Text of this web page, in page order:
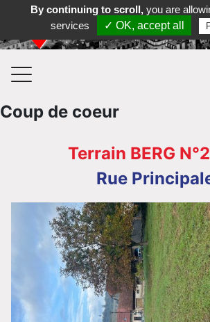
Contactez-nous
Coup de coeur
Terrain BERG
Rue
By continuing to scroll,you are
services
✓ OK, accept all